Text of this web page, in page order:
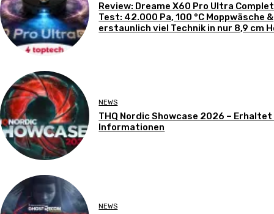
Review: Dreame X60 Pro Ultra
Test: 42.000 Pa, 100 °C Moppwäsche &
erstaunlich viel Technik in nur 8,9 cm
NEWS
THQ Nordic Showcase 2026 –
Informationen
NEWS